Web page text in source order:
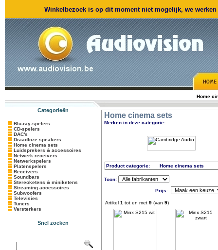
Winkelbezoek is op dit moment niet mogelijk, we
Home
Categorieën
Blu-ray-spelers
CD-spelers
DAC's
Draadloze speakers
Home cinema sets
Luidsprekers & accessoires
Netwerk receivers
Netwerkspelers
Platenspelers
Receivers
Soundbars
Stereoketens & miniketens
Streaming accessoires
Subwoofers
Televisies
Tuners
Versterkers
Snel zoeken
Home cinema sets
Merken in deze categorie:
Product categorie: Home cinema sets
Toon:
Prijs:
Artikel 1 tot en met 9 (van 9)